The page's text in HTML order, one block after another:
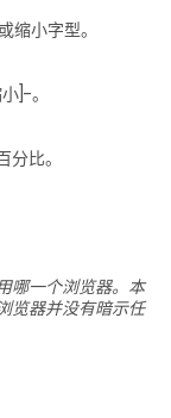
小字型。
]-。
比。
哪一个浏览器。本
览器并没有暗示任